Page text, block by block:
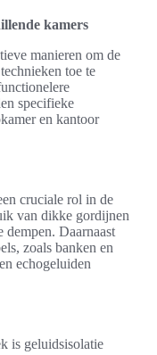
kamers
manieren om de
toe te
specifieke
en kantoor
cruciale rol in de
van dikke gordijnen
Daarnaast
zoals banken en
echogeluiden
is geluidsisolatie